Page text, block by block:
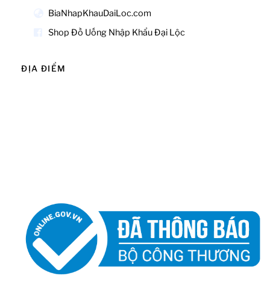
BiaNhapKhauDaiLoc.com
Shop Đồ Uống Nhập Khẩu Đại Lộc
ĐỊA ĐIỂM